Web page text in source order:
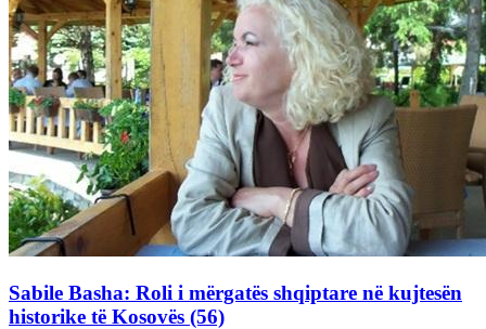
Sabile Basha: Roli i mërgatës shqiptare në kujtesën
historike të Kosovës (56)